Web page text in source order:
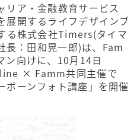
リア・金融教育サービス
展開するライフデザインブ
る株式会社Timers(タイマ
⻑：⽥和晃⼀郎)は、Fam
ン向けに、10月14日
× Famm共同主催で
ボーンフォト講座」を開催